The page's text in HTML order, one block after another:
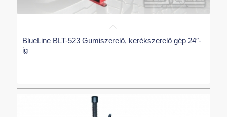
BlueLine BLT-523 Gumiszerelő, kerékszerelő gép 24″-
ig